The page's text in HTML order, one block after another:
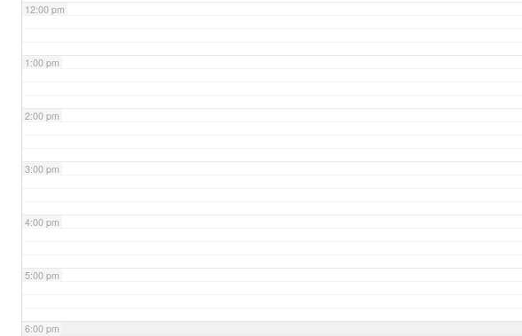
12:00 pm
1:00 pm
2:00 pm
3:00 pm
4:00 pm
5:00 pm
6:00 pm